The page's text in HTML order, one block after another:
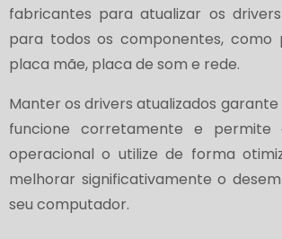
fabricantes para atualizar os
para todos os componentes, como
placa mãe, placa de som e rede.
Manter os drivers atualizados
funcione corretamente e permite
operacional o utilize de forma
melhorar significativamente o
seu computador.